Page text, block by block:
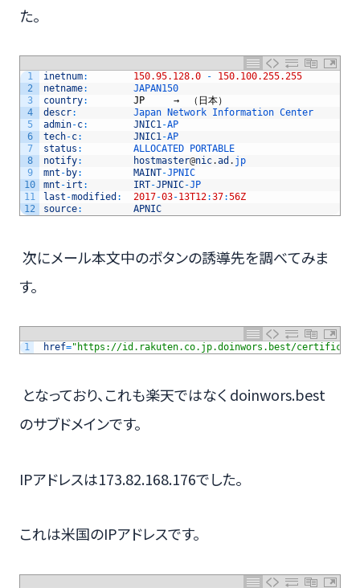
た。
1
2
3
4
5
6
7
8
9
10
11
12
inetnum: 150.95.128.0 -
150.100.255.255
netname:
JAPAN150
country: JP →　（日本）
descr: Japan Network Information Center
admin-c: JNIC1-AP
tech-c: JNIC1-AP
status : ALLOCATED
PORTABLE
notify: hostmaster@nic.ad . jp
mnt - by: MAINT-JPNIC
mnt -irt : IRT-JPNIC-JP
last -modified : 2017-03-13T12:37:56Z
source: APNIC
次にメール本文中のボタンの誘導先を調べてみま
す。
1 href="https://id.rakuten.co.jp.doinwors.best/
となっており、これも楽天ではなく doinwors.best
のサブドメインです。
IPアドレスは173.82.168.176でした。
これは米国のIPアドレスです。